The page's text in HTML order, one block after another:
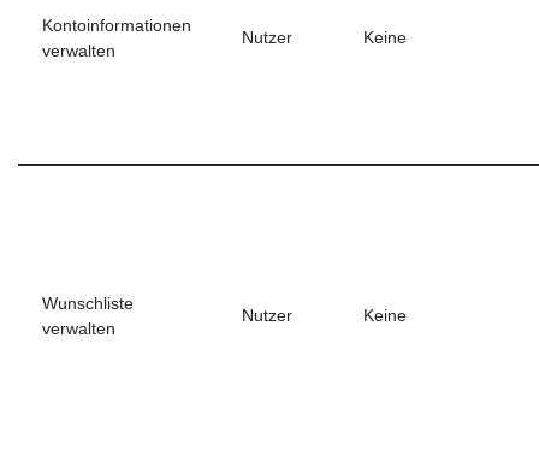
Kontoinformationen
verwalten
Nutzer Keine
Wunschliste
verwalten
Nutzer Keine